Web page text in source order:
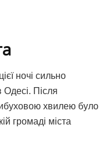
ночі сильно
Після
хвилею було
громаді міста